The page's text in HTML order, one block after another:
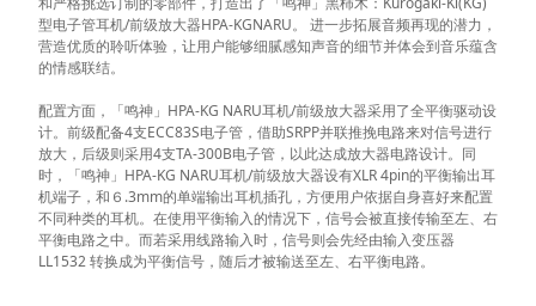
型电子管耳机/前级放大器HPA-KGNARU。 进一步拓展音频再现的潜力，
营造优质的聆听体验，让用户能够细腻感知声音的细节并体会到音乐蕴含
的情感联结。
配置方面，「鸣神」HPA-KG NARU耳机/前级放大器采用了全平衡驱动设
计。前级配备4支ECC83S电子管，借助SRPP并联推挽电路来对信号进行
放大，后级则采用4支TA-300B电子管，以此达成放大器电路设计。同
时，「鸣神」HPA-KG NARU耳机/前级放大器设有XLR 4pin的平衡输出耳
机端子，和６.3mm的单端输出耳机插孔，方便用户依据自身喜好来配置
不同种类的耳机。在使用平衡输入的情况下，信号会被直接传输至左、右
平衡电路之中。而若采用线路输入时，信号则会先经由输入变压器
LL1532 转换成为平衡信号，随后才被输送至左、右平衡电路。